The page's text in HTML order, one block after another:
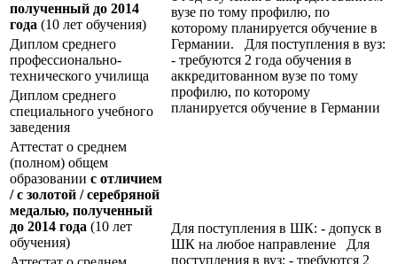
полученный до 2014
года (10 лет обучения)
вузе по тому профилю, по
которому планируется обучение в
Германии. Для поступления в вуз:
- требуются 2 года обучения в
аккредитованном вузе по тому
профилю, по которому
планируется обучение в Германии
Диплом среднего
профессионально-
технического училища
Диплом среднего
специального учебного
заведения
Аттестат о среднем
(полном) общем
образовании с отличием
/ с золотой / серебряной
медалью, полученный
до 2014 года (10 лет
обучения)
Для поступления в ШК: - допуск в
ШК на любое направление Для
поступления в вуз: - требуются 2